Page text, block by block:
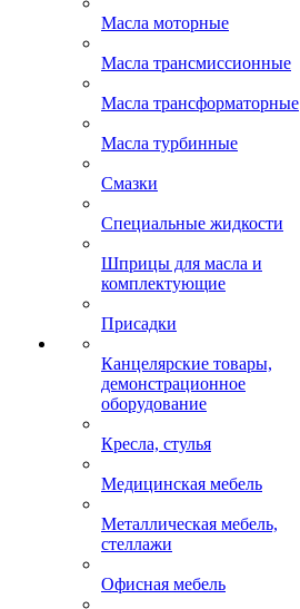
Масла моторные
Масла трансмиссионные
Масла трансформаторные
Масла турбинные
Смазки
Специальные жидкости
Шприцы для масла и
комплектующие
Присадки
Канцелярские товары,
демонстрационное
оборудование
Кресла, стулья
Медицинская мебель
Металлическая мебель,
стеллажи
Офисная мебель